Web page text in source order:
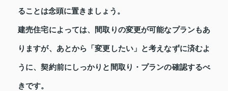
ることは念頭に置きましょう。
建売住宅によっては、間取りの変更が可能なプランもあ
りますが、あとから「変更したい」と考えなずに済むよ
うに、契約前にしっかりと間取り・プランの確認するべ
きです。